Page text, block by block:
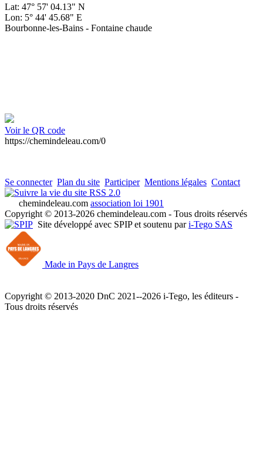
Lat: 47° 57' 04.13" N
Lon: 5° 44' 45.68" E
Bourbonne-les-Bains - Fontaine chaude
Voir le QR code
https://chemindeleau.com/0
Se connecter Plan du site Participer Mentions légales Contact
RSS 2.0
chemindeleau.com association loi 1901
Copyright © 2013-2026 chemindeleau.com - Tous droits réservés
Site développé avec SPIP et soutenu pari-Tego SAS
Made in Pays de Langres
Copyright © 2013-2020 DnC 2021--2026 i-Tego, les éditeurs -
Tous droits réservés